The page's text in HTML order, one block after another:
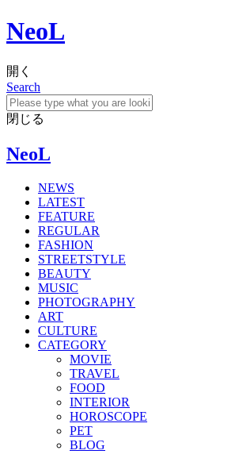
NeoL
開く
Search
閉じる
NeoL
NEWS
LATEST
FEATURE
REGULAR
FASHION
STREETSTYLE
BEAUTY
MUSIC
PHOTOGRAPHY
ART
CULTURE
CATEGORY
MOVIE
TRAVEL
FOOD
INTERIOR
HOROSCOPE
PET
BLOG